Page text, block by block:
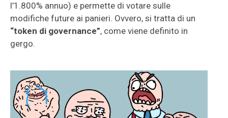
l’1.800% annuo) e permette di votare sulle
modifiche future ai panieri. Ovvero, si tratta di un
“token di governance”, come viene definito in
gergo.